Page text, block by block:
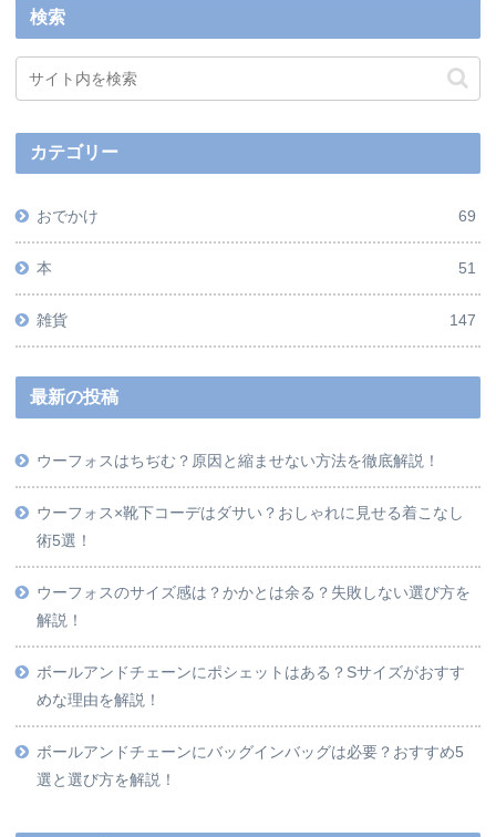
検索
カテゴリー
おでかけ 69
本 51
雑貨 147
最新の投稿
ウーフォスはちぢむ？原因と縮ませない方法を徹底解説！
ウーフォス×靴下コーデはダサい？おしゃれに見せる着こなし
術5選！
ウーフォスのサイズ感は？かかとは余る？失敗しない選び方を
解説！
ボールアンドチェーンにポシェットはある？Sサイズがおすす
めな理由を解説！
ボールアンドチェーンにバッグインバッグは必要？おすすめ5
選と選び方を解説！